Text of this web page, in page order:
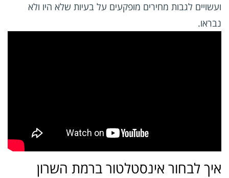
ועשויים לגבות מחירים מופקעים על בעיות שלא היו ולא
נבראו.
איך לבחור אינסטלטור ברמת השרון